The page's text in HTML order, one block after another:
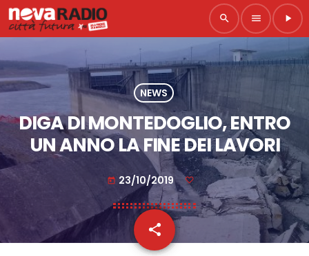
search menu play_arrow
NEWS
DIGA DI MONTEDOGLIO, ENTRO
UN ANNO LA FINE DEI LAVORI
today 23/10/2019
share
email